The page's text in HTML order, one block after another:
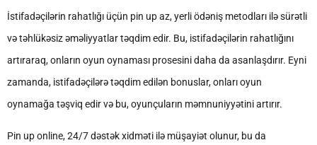
İstifadəçilərin rahatlığı üçün pin up az, yerli ödəniş metodları ilə sürətli
və təhlükəsiz əməliyyatlar təqdim edir. Bu, istifadəçilərin rahatlığını
artıraraq, onların oyun oynaması prosesini daha da asanlaşdırır. Eyni
zamanda, istifadəçilərə təqdim edilən bonuslar, onları oyun
oynamağa təşviq edir və bu, oyunçuların məmnuniyyətini artırır.
Pin up online, 24/7 dəstək xidməti ilə müşayiət olunur, bu da